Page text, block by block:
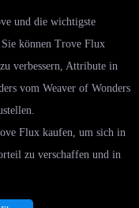
und die wichtigste
können Trove Flux
verbessern, Attribute in
vom Weaver of Wonders
Flux kaufen, um sich in
zu verschaffen und in
uns bereitgestellten